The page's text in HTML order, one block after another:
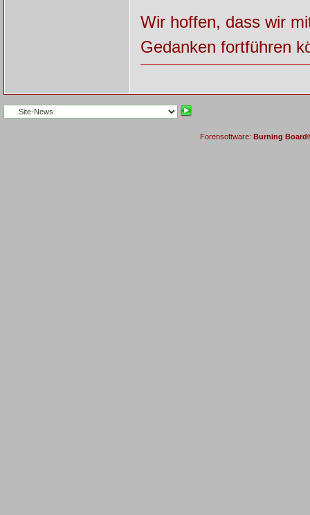
Wir hoffen, dass wir
Gedanken fortführen
Forensoftware: Burning